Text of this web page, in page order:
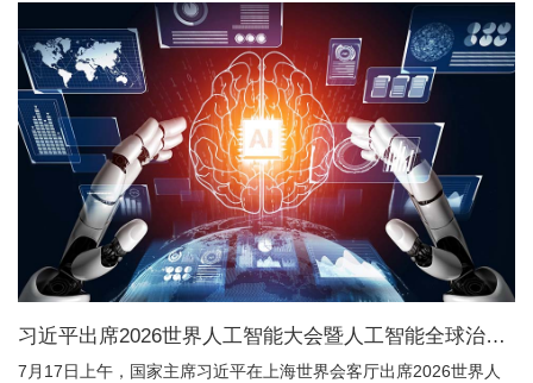
习近平出席2026世界人工智能大会暨人工智能全球治理
高级别会议开幕式并发表主旨讲话
7月17日上午，国家主席习近平在上海世界会客厅出席2026世界人